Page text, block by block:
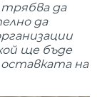
да
да
ще бъде
на